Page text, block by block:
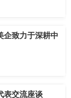
企致力于深耕中
表交流座谈